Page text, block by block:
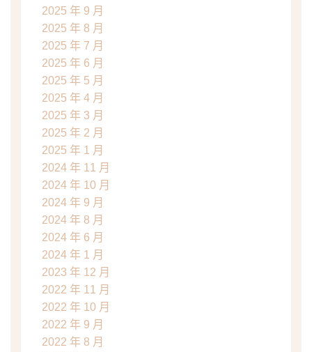
2025 年 9 月
2025 年 8 月
2025 年 7 月
2025 年 6 月
2025 年 5 月
2025 年 4 月
2025 年 3 月
2025 年 2 月
2025 年 1 月
2024 年 11 月
2024 年 10 月
2024 年 9 月
2024 年 8 月
2024 年 6 月
2024 年 1 月
2023 年 12 月
2022 年 11 月
2022 年 10 月
2022 年 9 月
2022 年 8 月